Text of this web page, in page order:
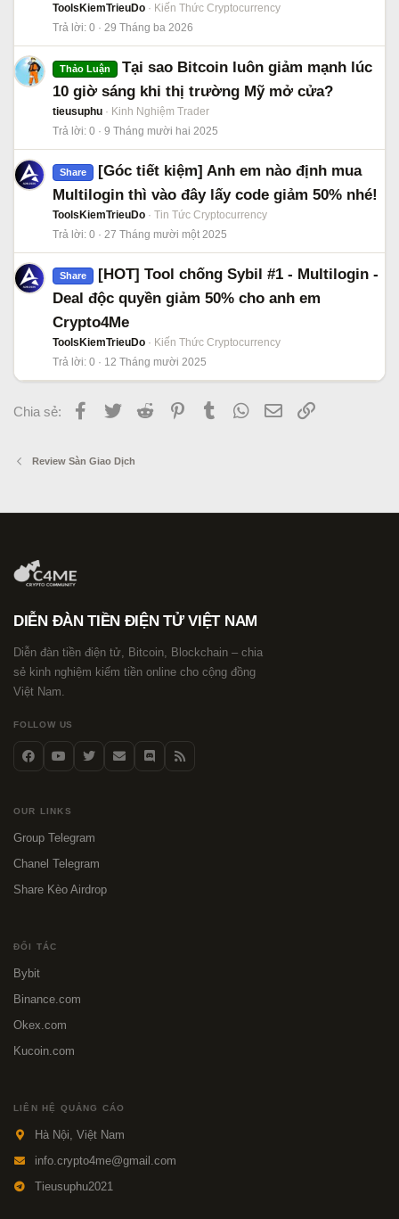
ToolsKiemTrieuDo
Kiến Thức Cryptocurrency
Trả lời 0 29 Tháng ba 2026
Thảo Luận
Tại sao Bitcoin luôn giảm mạnh lúc
10 giờ sáng khi thị trường Mỹ mở cửa?
tieusuphu
Kinh Nghiệm Trader
Trả lời 0 9 Tháng mười hai 2025
Share
[Góc tiết kiệm] Anh em nào định mua
Multilogin thì vào đây lấy code giảm 50% nhé!
ToolsKiemTrieuDo
Tin Tức Cryptocurrency
Trả lời 0 27 Tháng mười một 2025
Share
[HOT] Tool chống Sybil #1 - Multilogin -
Deal độc quyền giảm 50% cho anh em
Crypto4Me
ToolsKiemTrieuDo
Kiến Thức Cryptocurrency
Trả lời 0 12 Tháng mười 2025
Chia sẻ: Facebook
Twitter Reddit PinterestTumblr WhatsApp
Email
Review Sàn Giao Dịch
DIỄN ĐÀN TIỀN ĐIỆN TỬ VIỆT NAM
Diễn đàn tiền điện tử, Bitcoin, Blockchain – chia
sẻ kinh nghiệm kiếm tiền online cho cộng đồng
Việt Nam.
FOLLOW US
OUR LINKS
Group Telegram
Chanel Telegram
Share Kèo Airdrop
ĐỐI TÁC
Bybit
Binance.com
Okex.com
Kucoin.com
LIÊN HỆ QUẢNG CÁO
Hà Nội, Việt Nam
info.crypto4me@gmail.com
Tieusuphu2021